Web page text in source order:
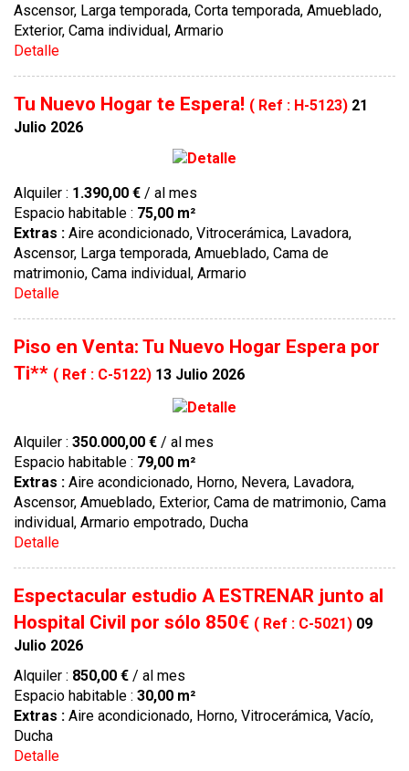
Ascensor, Larga temporada, Corta temporada, Amueblado,
Exterior, Cama individual, Armario
Detalle
Tu Nuevo Hogar te Espera! ( Ref : H-5123) 21
Julio 2026
Alquiler : 1.390,00 € / al mes
Espacio habitable : 75,00 m²
Extras : Aire acondicionado, Vitrocerámica, Lavadora,
Ascensor, Larga temporada, Amueblado, Cama de
matrimonio, Cama individual, Armario
Detalle
Piso en Venta: Tu Nuevo Hogar Espera por
Ti** ( Ref : C-5122) 13 Julio 2026
Alquiler : 350.000,00 € / al mes
Espacio habitable : 79,00 m²
Extras : Aire acondicionado, Horno, Nevera, Lavadora,
Ascensor, Amueblado, Exterior, Cama de matrimonio, Cama
individual, Armario empotrado, Ducha
Detalle
Espectacular estudio A ESTRENAR junto al
Hospital Civil por sólo 850€ ( Ref : C-5021) 09
Julio 2026
Alquiler : 850,00 € / al mes
Espacio habitable : 30,00 m²
Extras : Aire acondicionado, Horno, Vitrocerámica, Vacío,
Ducha
Detalle